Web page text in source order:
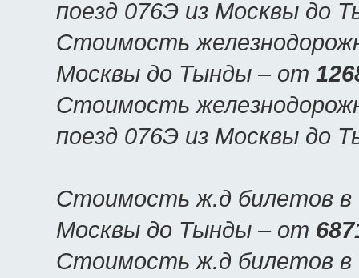
поезд 076Э из Москвы до
Стоимость
Москвы до Тынды – от
Стоимость
поезд 076Э из Москвы до
Стоимость ж.д билетов в
Москвы до Тынды – от
Стоимость ж.д билетов в